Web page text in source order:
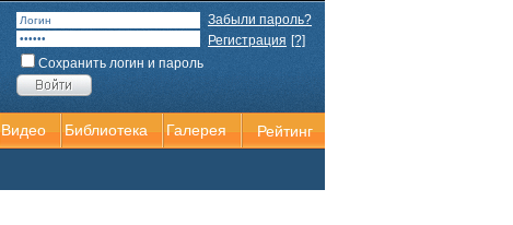
Видео Библиотека Галерея Рейтинг
Забыли пароль?
Регистрация [?]
Сохранить логин и пароль